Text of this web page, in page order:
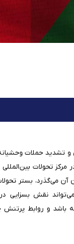
و تشدید حملات
در مرکز تحولات
آن می‌گذرد، بستر
نقش بسزایی
باشد و روابط پرتنش